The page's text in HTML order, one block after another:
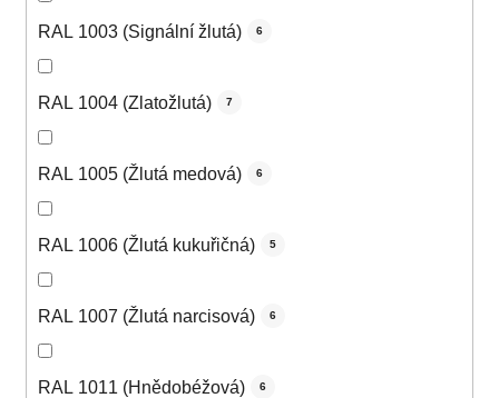
RAL 1003 (Signální žlutá) 6
RAL 1004 (Zlatožlutá) 7
RAL 1005 (Žlutá medová) 6
RAL 1006 (Žlutá kukuřičná) 5
RAL 1007 (Žlutá narcisová) 6
RAL 1011 (Hnědobéžová) 6